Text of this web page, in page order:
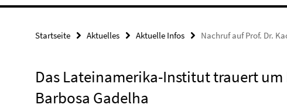
Startseite Aktuelles Aktuelle Infos Nachruf auf Prof. Dr.
Das Lateinamerika-Institut trauert um
Barbosa Gadelha